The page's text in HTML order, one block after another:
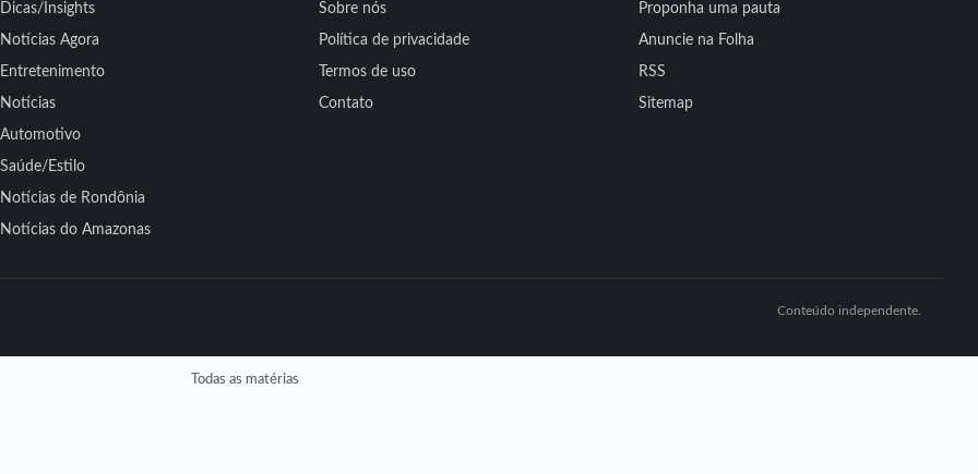
Dicas/Insights
Notícias Agora
Entretenimento
Notícias
Automotivo
Saúde/Estilo
Notícias de Rondônia
Notícias do Amazonas
Sobre nós
Política de privacidade
Termos de uso
Contato
Proponha uma pauta
Anuncie na Folha
RSS
Sitemap
Conteúdo independente.
Todas as matérias